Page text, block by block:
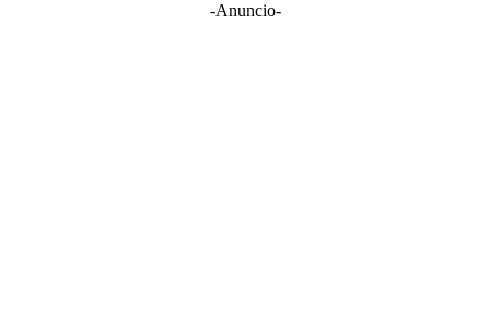
-Anuncio-